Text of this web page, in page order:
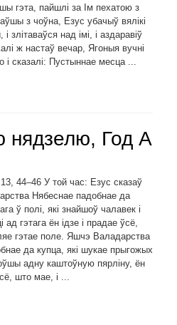
гэта, пайшлі за Ім пехатою з
з чоўна, Езус убачыў вялікі
злітаваўся над імі, і аздаравіў
ж настаў вечар, Ягоныя вучні
і сказалі: Пустыннае месца ...
нядзелю, Год А
44–46 У той час: Езус сказаў
Нябеснае падобнае да
ў полі, які знайшоў чалавек і
ад гэтага ён ідзе і прадае ўсё,
гэтае поле. Яшчэ Валадарства
да купца, які шукае прыгожых
адну каштоўную пярліну, ён
што мае, і ...